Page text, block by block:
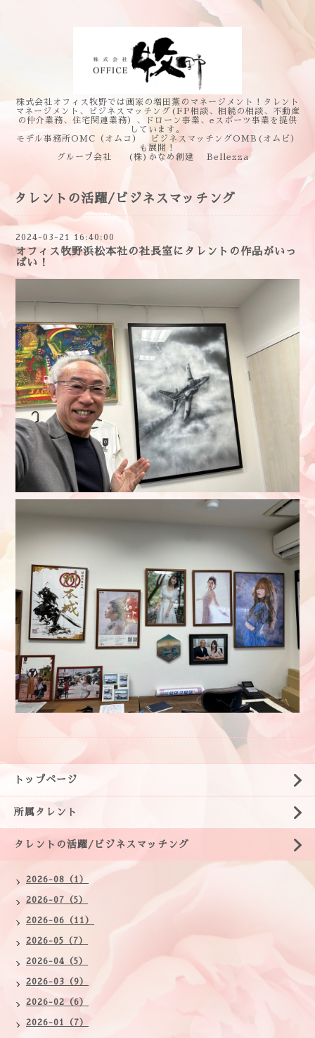
株式会社オフィス牧野では画家の増田薫のマネージメント！タレント
マネージメント、ビジネスマッチング(FP相談、相続の相談、不動産
の仲介業務、住宅関連業務）、ドローン事業、eスポーツ事業を提供
しています。
モデル事務所OMC（オムコ） ビジネスマッチングOMB(オムビ）
も展開！
グループ会社 (株)かなめ創建 Bellezza
タレントの活躍/ビジネスマッチング
2024-03-21 16:40:00
オフィス牧野浜松本社の社長室にタレントの作品がいっ
ぱい！
トップページ
所属タレント
タレントの活躍/ビジネスマッチング
2026-08（1）
2026-07（5）
2026-06（11）
2026-05（7）
2026-04（5）
2026-03（9）
2026-02（6）
2026-01（7）